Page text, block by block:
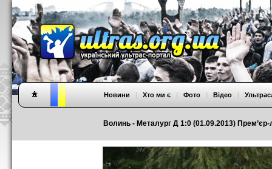
Волинь - Металург Д 1:0 (01.09.2013) Прем’єр-
Новини | Хто ми є | Фото | Відео |